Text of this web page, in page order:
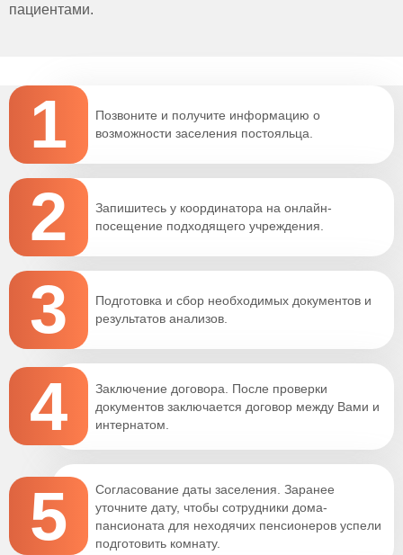
пациентами.
1
Позвоните и получите информацию о
возможности заселения постояльца.
2
Запишитесь у координатора на онлайн-
посещение подходящего учреждения.
3
Подготовка и сбор необходимых документов и
результатов анализов.
4
Заключение договора. После проверки
документов заключается договор между Вами и
интернатом.
5
Согласование даты заселения. Заранее
уточните дату, чтобы сотрудники дома-
пансионата для неходячих пенсионеров успели
подготовить комнату.